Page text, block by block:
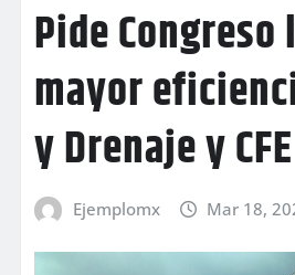
Pide Congreso
mayor
y Drenaje y CFE
Ejemplomx Mar 18,